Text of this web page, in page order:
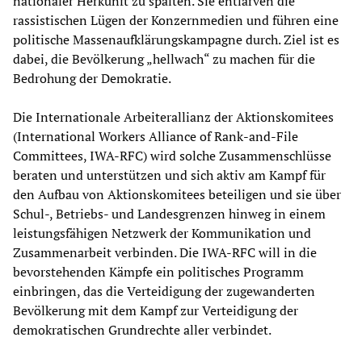
rassistischen Lügen der Konzernmedien und führen eine
politische Massenaufklärungskampagne durch. Ziel ist es
dabei, die Bevölkerung „hellwach“ zu machen für die
Bedrohung der Demokratie.
Die Internationale Arbeiterallianz der Aktionskomitees
(International Workers Alliance of Rank-and-File
Committees, IWA-RFC) wird solche Zusammenschlüsse
beraten und unterstützen und sich aktiv am Kampf für
den Aufbau von Aktionskomitees beteiligen und sie über
Schul-, Betriebs- und Landesgrenzen hinweg in einem
leistungsfähigen Netzwerk der Kommunikation und
Zusammenarbeit verbinden. Die IWA-RFC will in die
bevorstehenden Kämpfe ein politisches Programm
einbringen, das die Verteidigung der zugewanderten
Bevölkerung mit dem Kampf zur Verteidigung der
demokratischen Grundrechte aller verbindet.